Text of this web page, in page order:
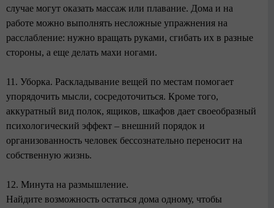
случае могут оказать массаж или плавание. Дома и на
работе можно выполнять несложные упражнения на
расслабление: нужно вращать руками, сгибать их в разные
стороны, а еще делать махи ногами.
11. Уборка. Раскладывание вещей по местам помогает
упорядочить мысли, сосредоточиться. Кроме того,
аккуратный вид полок, ящиков, шкафов дает своеобразный
психологический эффект – внешний порядок и
организованность человек бессознательно переносит на
собственную жизнь.
12. Минута на размышление.
Найдите возможность остаться дома одному, чтобы